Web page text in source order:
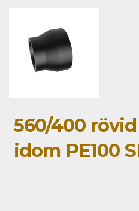
560/400
idom PE100